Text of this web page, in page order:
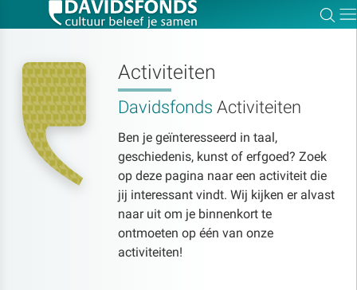
Activiteiten
Davidsfonds Activiteiten
Ben je geïnteresseerd in taal,
geschiedenis, kunst of erfgoed? Zoek
op deze pagina naar een activiteit die
jij interessant vindt. Wij kijken er alvast
naar uit om je binnenkort te
ontmoeten op één van onze
activiteiten!
Zoek:
Zoeken